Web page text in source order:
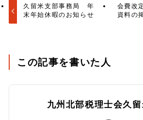
久留米支部事務局 年
末年始休暇のお知らせ
会費改
資料の
この記事を書いた人
九州北部税理士会久